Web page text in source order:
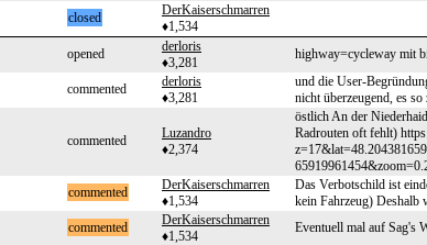
closed
DerKaiserschmarren
♦1,534
opened
derloris
♦3,281
highway=cycleway mit
commented
derloris
♦3,281
und die User-
nicht überzeugend, es
commented
Luzandro
♦2,374
östlich An der
Radrouten oft fehlt)
commented
DerKaiserschmarren
♦1,534
Das Verbotschild ist
kein Fahrzeug) Deshalb
commented
DerKaiserschmarren
♦1,534
Eventuell mal auf Sag's